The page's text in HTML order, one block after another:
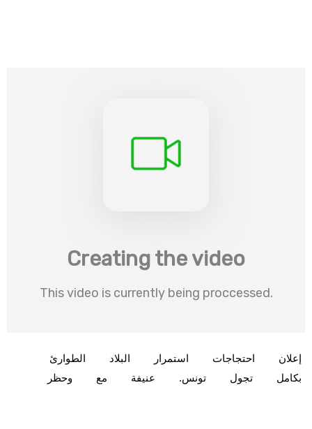
إعلان احتجاجات استمرار البلاد
الطوارئ
بكامل
تجول تونس. عنيفة‎ مع وحظر